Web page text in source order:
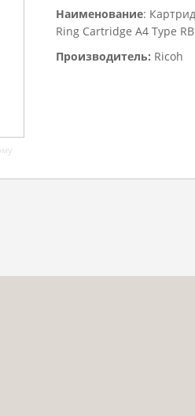
Наименование:
Ring Cartridge A4 Type
Производитель: Ricoh